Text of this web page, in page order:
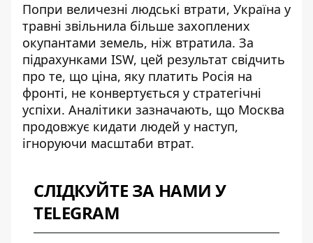
Попри величезні людські втрати, Україна у
травні звільнила більше захоплених
окупантами земель, ніж втратила. За
підрахунками ISW, цей результат свідчить
про те, що ціна, яку платить Росія на
фронті, не конвертується у стратегічні
успіхи. Аналітики зазначають, що Москва
продовжує кидати людей у наступ,
ігноруючи масштаби втрат.
СЛІДКУЙТЕ ЗА НАМИ У
TELEGRAM